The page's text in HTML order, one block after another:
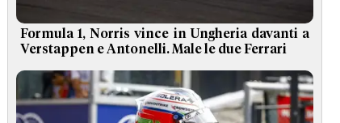
Formula 1, Norris vince in Ungheria davanti a
Verstappen e Antonelli. Male le due Ferrari